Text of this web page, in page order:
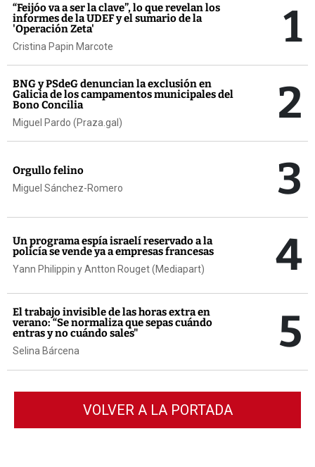
“Feijóo va a ser la clave”, lo que revelan los
informes de la UDEF y el sumario de la
'Operación Zeta'
Cristina Papin Marcote 1
BNG y PSdeG denuncian la exclusión en
Galicia de los campamentos municipales del
Bono Concilia
Miguel Pardo (Praza.gal) 2
Orgullo felino
Miguel Sánchez-Romero 3
Un programa espía israelí reservado a la
policía se vende ya a empresas francesas
Yann Philippin y Antton Rouget (Mediapart) 4
El trabajo invisible de las horas extra en
verano: “Se normaliza que sepas cuándo
entras y no cuándo sales"
Selina Bárcena 5
VOLVER A LA PORTADA